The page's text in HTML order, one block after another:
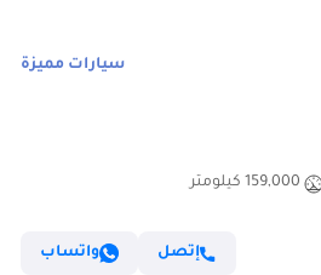
سيارات مميزة
159,000 كيلومتر
إتصل واتساب